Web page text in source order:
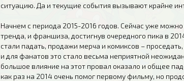
ситуацию. Да и текущие события вызывают крайне
Начнем с периода 2015-2016 годов. Сейчас уже
тренда, и франшиза, достигнув очередного пика в
стали падать, продажи мерча и комиксов –
и для фанатов это стало весьма неприятной
большое влияние на этот провал оказало и общее
как раз на 2014 очень помог первому фильму, но